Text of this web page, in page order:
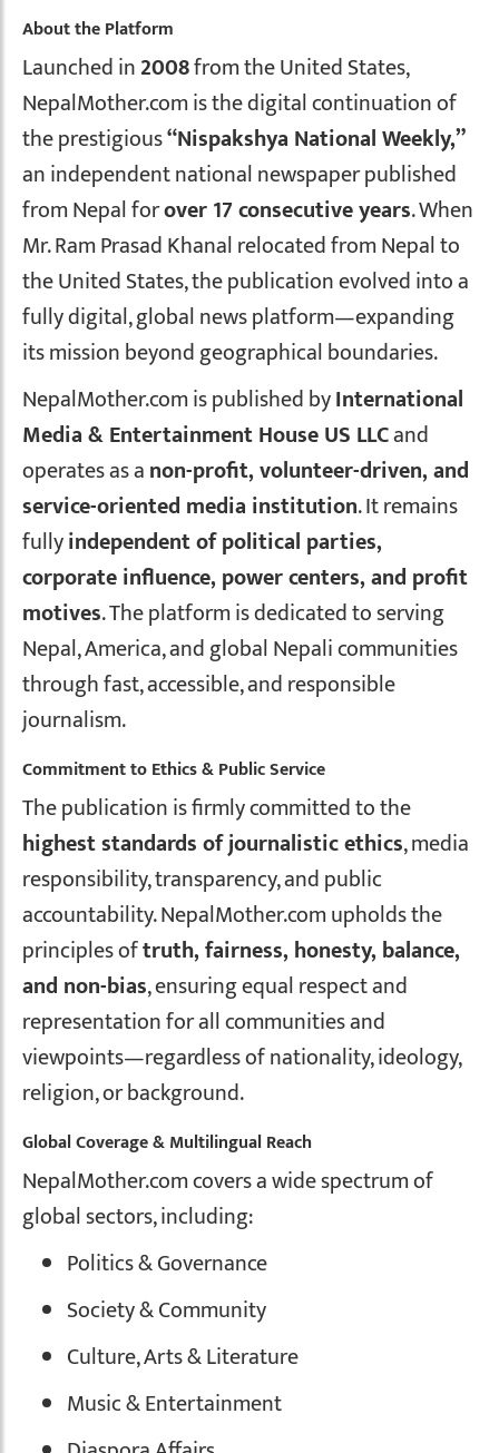
About the Platform
Launched in2008from the United States,
NepalMother.com is the digital continuation of
the prestigious“Nispakshya National Weekly,”
an independent national newspaper published
from Nepal forover 17 consecutive years. When
Mr. Ram Prasad Khanal relocated from Nepal to
the United States, the publication evolved into a
fully digital, global news platform—expanding
its mission beyond geographical boundaries.
NepalMother.com is published byInternational
Media & Entertainment House US LLCand
operates as anon-profit, volunteer-driven, and
service-oriented media institution. It remains
fullyindependent of political parties,
corporate influence, power centers, and profit
motives. The platform is dedicated to serving
Nepal, America, and global Nepali communities
through fast, accessible, and responsible
journalism.
Commitment to Ethics & Public Service
The publication is firmly committed to the
highest standards of journalistic ethics, media
responsibility, transparency, and public
accountability. NepalMother.com upholds the
principles oftruth, fairness, honesty, balance,
and non-bias, ensuring equal respect and
representation for all communities and
viewpoints—regardless of nationality, ideology,
religion, or background.
Global Coverage & Multilingual Reach
NepalMother.com covers a wide spectrum of
global sectors, including:
Politics & Governance
Society & Community
Culture, Arts & Literature
Music & Entertainment